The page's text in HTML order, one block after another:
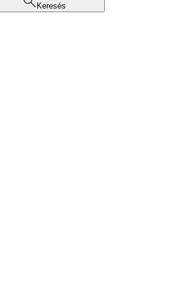
Keresés